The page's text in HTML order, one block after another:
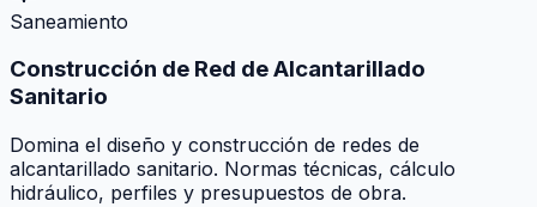
Saneamiento
Construcción de Red de Alcantarillado
Sanitario
Domina el diseño y construcción de redes de
alcantarillado sanitario. Normas técnicas, cálculo
hidráulico, perfiles y presupuestos de obra.